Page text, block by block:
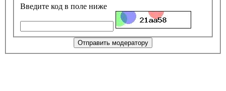
Введите код в поле ниже
Отправить модератору